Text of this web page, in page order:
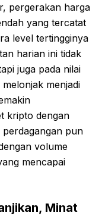
pergerakan harga
yang tercatat
level tertingginya
harian ini tidak
juga pada nilai
menjadi
kripto dengan
perdagangan pun
volume
mencapai
Minat